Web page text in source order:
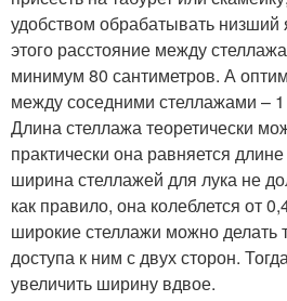
удобством обрабатывать низший
этого расстояние между
минимум 80 сантиметров. А
между соседними стеллажами –
Длина стеллажа теоретически
практически она равняется
ширина стеллажей для лука не
как правило, она колеблется от
широкие стеллажи можно делать
доступа к ним с двух сторон.
увеличить ширину вдвое.